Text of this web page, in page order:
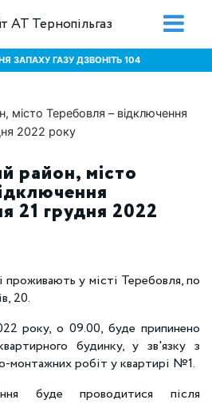
АТ Тернопільгаз
ЗАПАХУ ГАЗУ ДЗВОНІТЬ 104
район, місто
21 грудня 2022
проживають у місті Теребовля, по
20.
року, о 09.00, буде припинено
будинку, у зв'язку з
монтажних робіт у квартирі №1.
буде проводитися після